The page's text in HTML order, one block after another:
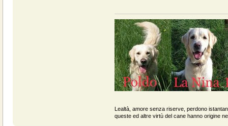
Lealtà, amore senza riserve, perdono
queste ed altre virtù del cane hanno origine